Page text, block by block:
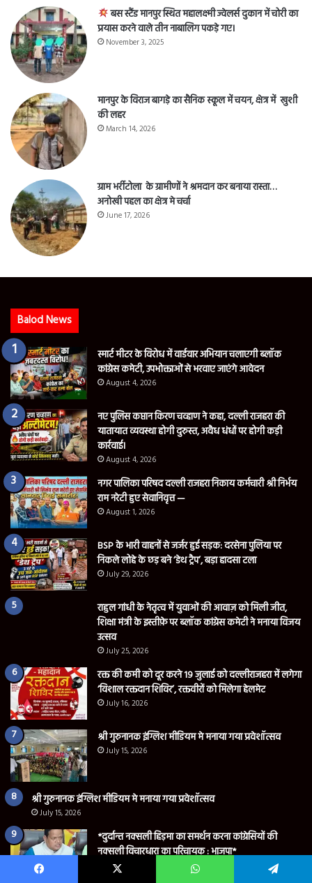
बस स्टैंड मानपुर स्थित महालक्ष्मी ज्वेलर्स दुकान में चोरी का
प्रयास करने वाले तीन नाबालिग पकड़े गए।
November 3, 2025
मानपुर के विराज बागड़े का सैनिक स्कूल में चयन, क्षेत्र में खुशी
की लहर
March 14, 2026
ग्राम भर्रीटोला के ग्रामीणों ने श्रमदान कर बनाया रास्ता…
अनोखी पहल का क्षेत्र मे चर्चा
June 17, 2026
Balod News
स्मार्ट मीटर के विरोध में वार्डवार अभियान चलाएगी ब्लॉक
कांग्रेस कमेटी, उपभोक्ताओं से भरवाए जाएंगे आवेदन
August 4, 2026
नए पुलिस कप्तान किरण चव्हाण ने कहा, दल्ली राजहरा की
यातायात व्यवस्था होगी दुरुस्त, अवैध धंधों पर होगी कड़ी
कार्रवाई।
August 4, 2026
नगर पालिका परिषद दल्ली राजहरा निकाय कर्मचारी श्री निर्भय
राम नरेटी हुए सेवानिवृत्त —
August 1, 2026
BSP के भारी वाहनों से जर्जर हुई सड़क: दरसेना पुलिया पर
निकले लोहे के छड़ बने ‘डेथ ट्रैप’, बड़ा हादसा टला
July 29, 2026
राहुल गांधी के नेतृत्व में युवाओं की आवाज़ को मिली जीत,
शिक्षा मंत्री के इस्तीफ़े पर ब्लॉक कांग्रेस कमेटी ने मनाया विजय
उत्सव
July 25, 2026
रक्त की कमी को दूर करने 19 जुलाई को दल्लीराजहरा में लगेगा
‘विशाल रक्तदान शिविर’, रक्तवीरों को मिलेगा हेलमेट
July 16, 2026
श्री गुरुनानक इंग्लिश मीडियम मे मनाया गया प्रवेशॉत्सव
July 15, 2026
श्री गुरुनानक इंग्लिश मीडियम मे मनाया गया प्रवेशॉत्सव
July 15, 2026
*दुर्दान्त नक्सली हिड़मा का समर्थन करना कांग्रेसियों की
नक्सली विचारधारा का परिचायक : भाजपा*
July 14, 2026